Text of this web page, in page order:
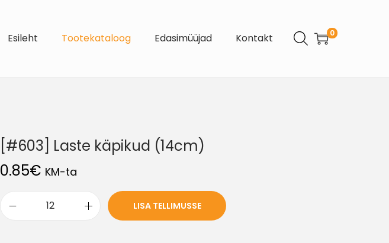
Esileht Tootekataloog Edasimüüjad Kontakt 0
[#603] Laste käpikud (14cm)
0.85€ KM-ta
LISA TELLIMUSSE